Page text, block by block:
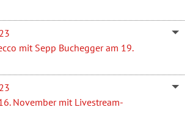
mit Sepp Buchegger am 19.
November mit Livestream-